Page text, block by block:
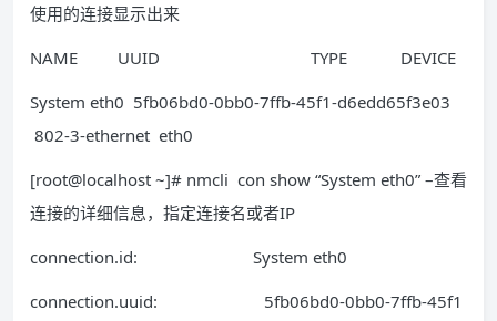
使用的连接显示出来
NAME UUID TYPE DEVICE
System eth0 5fb06bd0-0bb0-7ffb-45f1-d6edd65f3e03
802-3-ethernet eth0
[root@localhost ~]# nmcli con show “System eth0” –查看
连接的详细信息，指定连接名或者IP
connection.id: System eth0
connection.uuid: 5fb06bd0-0bb0-7ffb-45f1